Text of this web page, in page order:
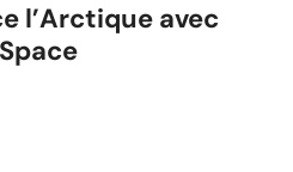
l’Arctique avec